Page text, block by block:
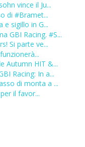
vince il Ju...
di #Bramet...
e sigillo in G...
GBI Racing. #S...
Si parte ve...
Autumn HIT &...
Racing: In a...
di monta a ...
il favor...